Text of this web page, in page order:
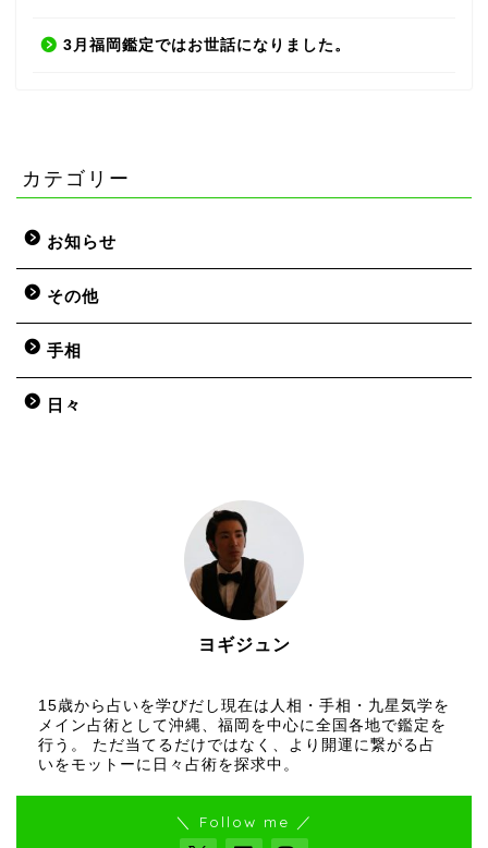
3月福岡鑑定ではお世話になりました。
カテゴリー
お知らせ
その他
手相
日々
ヨギジュン
15歳から占いを学びだし現在は人相・手相・九星気学を
メイン占術として沖縄、福岡を中心に全国各地で鑑定を
行う。 ただ当てるだけではなく、より開運に繋がる占
いをモットーに日々占術を探求中。
＼ Follow me ／